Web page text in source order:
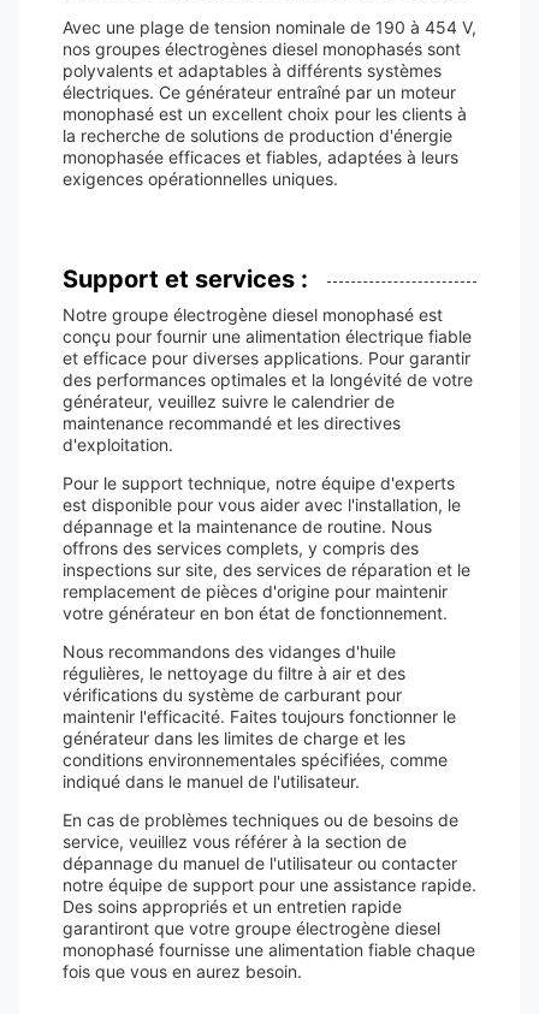
Avec une plage de tension nominale de 190 à 454 V,
nos groupes électrogènes diesel monophasés sont
polyvalents et adaptables à différents systèmes
électriques. Ce générateur entraîné par un moteur
monophasé est un excellent choix pour les clients à
la recherche de solutions de production d'énergie
monophasée efficaces et fiables, adaptées à leurs
exigences opérationnelles uniques.
Support et services :
Notre groupe électrogène diesel monophasé est
conçu pour fournir une alimentation électrique fiable
et efficace pour diverses applications. Pour garantir
des performances optimales et la longévité de votre
générateur, veuillez suivre le calendrier de
maintenance recommandé et les directives
d'exploitation.
Pour le support technique, notre équipe d'experts
est disponible pour vous aider avec l'installation, le
dépannage et la maintenance de routine. Nous
offrons des services complets, y compris des
inspections sur site, des services de réparation et le
remplacement de pièces d'origine pour maintenir
votre générateur en bon état de fonctionnement.
Nous recommandons des vidanges d'huile
régulières, le nettoyage du filtre à air et des
vérifications du système de carburant pour
maintenir l'efficacité. Faites toujours fonctionner le
générateur dans les limites de charge et les
conditions environnementales spécifiées, comme
indiqué dans le manuel de l'utilisateur.
En cas de problèmes techniques ou de besoins de
service, veuillez vous référer à la section de
dépannage du manuel de l'utilisateur ou contacter
notre équipe de support pour une assistance rapide.
Des soins appropriés et un entretien rapide
garantiront que votre groupe électrogène diesel
monophasé fournisse une alimentation fiable chaque
fois que vous en aurez besoin.